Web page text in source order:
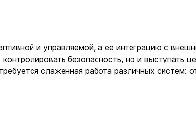
и управляемой, а ее интеграцию с
безопасность, но и выступать
слаженная работа различных систем: